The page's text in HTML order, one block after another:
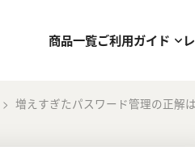
商品一覧ご利用ガイド
増えすぎたパスワード管理の正解